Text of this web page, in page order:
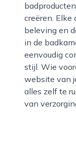
creëren. Elke
beleving en
in de
eenvoudig
stijl. Wie
website van
alles zelf te
van